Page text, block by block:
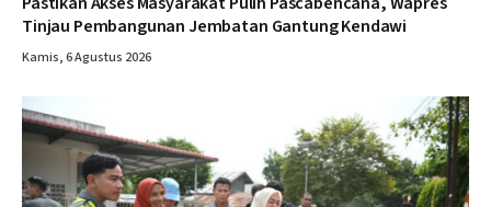
Tinjau Pembangunan Jembatan Gantung Kendawi
Kamis, 6 Agustus 2026